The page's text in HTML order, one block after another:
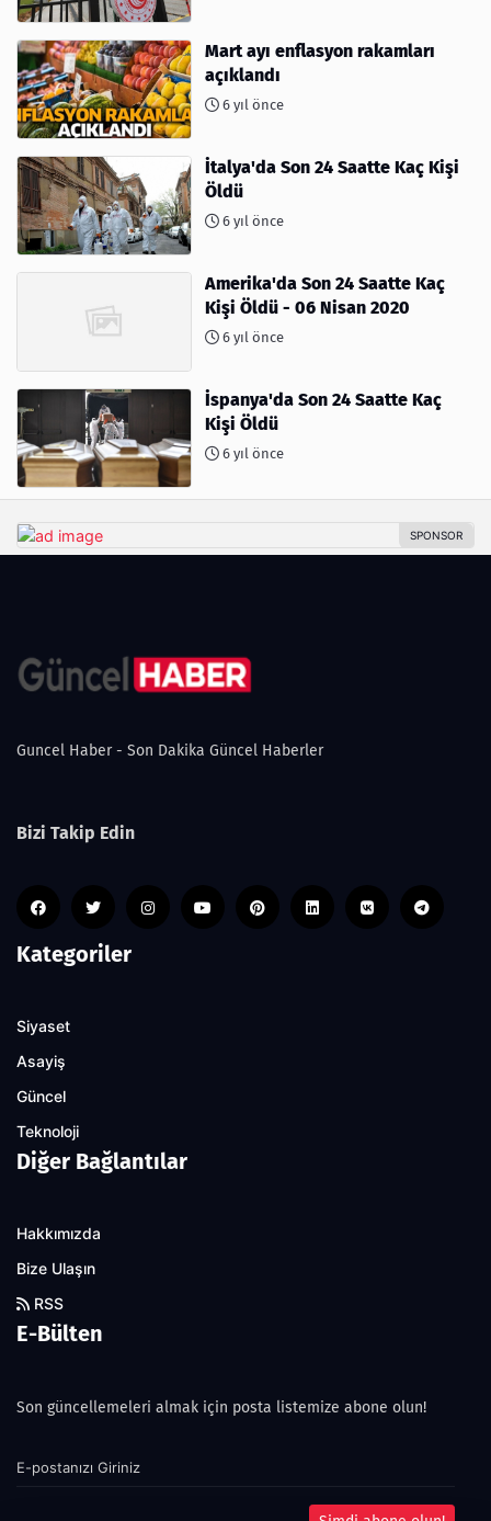
Mart ayı enflasyon rakamları
açıklandı
6 yıl önce
İtalya'da Son 24 Saatte Kaç Kişi
Öldü
6 yıl önce
Amerika'da Son 24 Saatte Kaç
Kişi Öldü - 06 Nisan 2020
6 yıl önce
İspanya'da Son 24 Saatte Kaç
Kişi Öldü
6 yıl önce
Guncel Haber - Son Dakika Güncel Haberler
Bizi Takip Edin
Kategoriler
Siyaset
Asayiş
Güncel
Teknoloji
Diğer Bağlantılar
Hakkımızda
Bize Ulaşın
RSS
E-Bülten
Son güncellemeleri almak için posta listemize abone olun!